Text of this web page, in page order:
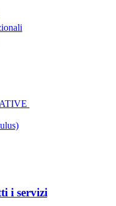
i servizi